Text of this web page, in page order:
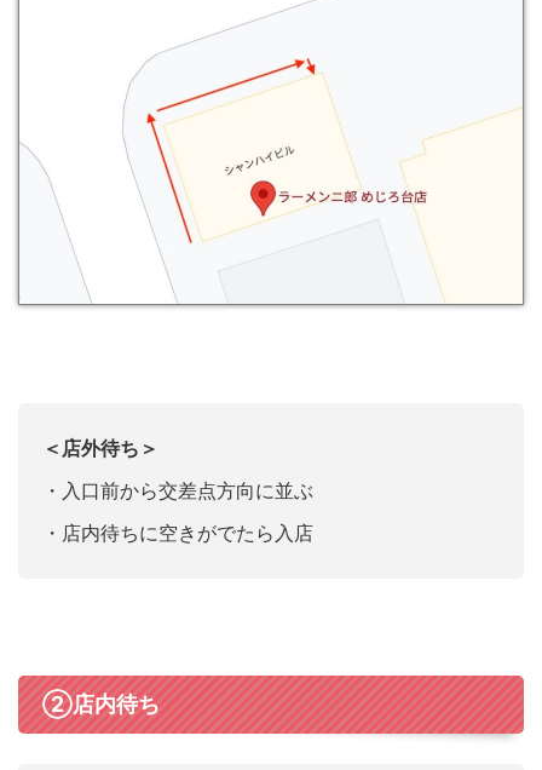
＜店外待ち＞
・入口前から交差点方向に並ぶ
・店内待ちに空きがでたら入店
②店内待ち